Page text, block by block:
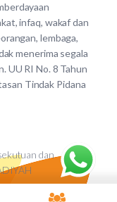
infaq, wakaf dan
lembaga,
menerima segala
UU RI No. 8 Tahun
Tindak Pidana
dan